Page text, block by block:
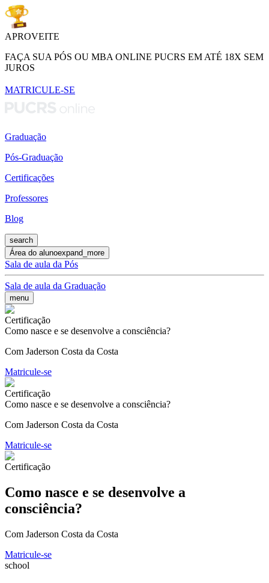
APROVEITE
FAÇA SUA PÓS OU MBA ONLINE PUCRS EM ATÉ 18X SEM
JUROS
MATRICULE-SE
Graduação
Pós-Graduação
Certificações
Professores
Blog
search
Área do alunoexpand_more
Sala de aula da Pós
Sala de aula da Graduação
menu
Certificação
Como nasce e se desenvolve a consciência?
Com Jaderson Costa da Costa
Matricule-se
Certificação
Como nasce e se desenvolve a consciência?
Com Jaderson Costa da Costa
Matricule-se
Certificação
Como nasce e se desenvolve a
consciência?
Com Jaderson Costa da Costa
Matricule-se
school